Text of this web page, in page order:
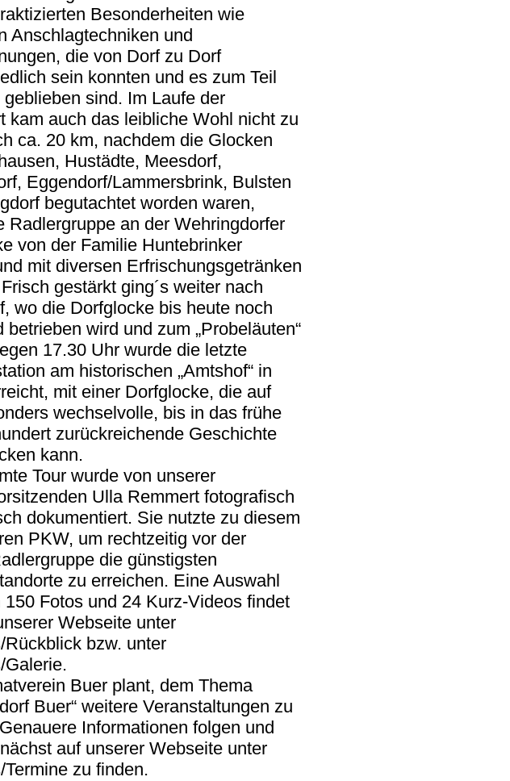
Besonderheiten wie
Anschlagtechniken und
die von Dorf zu Dorf
sein konnten und es zum Teil
geblieben sind. Im Laufe der
kam auch das leibliche Wohl nicht zu
ca. 20 km, nachdem die Glocken
Hustädte, Meesdorf,
Eggendorf/Lammersbrink, Bulsten
begutachtet worden waren,
Radlergruppe an der Wehringdorfer
von der Familie Huntebrinker
mit diversen Erfrischungsgetränken
gestärkt ging´s weiter nach
wo die Dorfglocke bis heute noch
betrieben wird und zum „Probeläuten“
17.30 Uhr wurde die letzte
am historischen „Amtshof“ in
mit einer Dorfglocke, die auf
wechselvolle, bis in das frühe
zurückreichende Geschichte
kann.
Tour wurde von unserer
Ulla Remmert fotografisch
dokumentiert. Sie nutzte zu diesem
PKW, um rechtzeitig vor der
die günstigsten
zu erreichen. Eine Auswahl
150 Fotos und 24 Kurz-Videos findet
Webseite unter
bzw. unter
Galerie.
Buer plant, dem Thema
Buer“ weitere Veranstaltungen zu
Informationen folgen und
auf unserer Webseite unter
zu finden.